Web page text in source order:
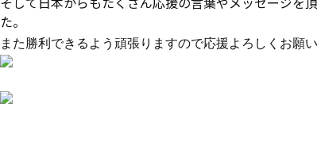
た。
また勝利できるよう頑張りますので応援よろしくお願い